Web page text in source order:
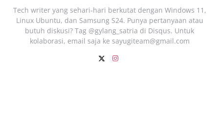
Tech writer yang sehari‑hari berkutat dengan Windows 11,
Linux Ubuntu, dan Samsung S24. Punya pertanyaan atau
butuh diskusi? Tag @gylang_satria di Disqus. Untuk
kolaborasi, email saja ke sayugiteam@gmail.com